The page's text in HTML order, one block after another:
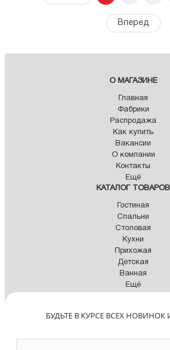
Вперед
О МАГАЗИНЕ
Главная
Фабрики
Распродажа
Как купить
Вакансии
О компании
Контакты
Ещё
КАТАЛОГ ТОВАРОВ
Гостиная
Спальни
Столовая
Кухни
Прихожая
Детская
Ванная
Ещё
БУДЬТЕ В КУРСЕ ВСЕХ